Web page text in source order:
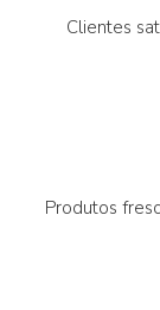
Clientes
Produtos